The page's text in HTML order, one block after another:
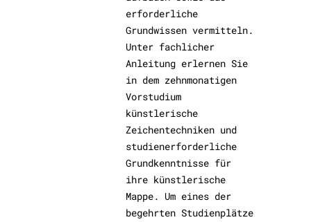
erforderliche
Grundwissen vermitteln.
Unter fachlicher
Anleitung erlernen Sie
in dem zehnmonatigen
Vorstudium
künstlerische
Zeichentechniken und
studienerforderliche
Grundkenntnisse für
ihre künstlerische
Mappe. Um eines der
begehrten Studienplätze